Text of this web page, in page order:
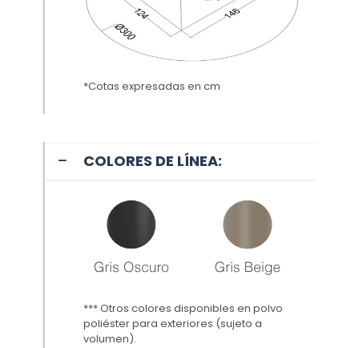
*Cotas expresadas en cm
COLORES DE LÍNEA:
*** Otros colores disponibles en polvo
poliéster para exteriores (sujeto a
volumen).